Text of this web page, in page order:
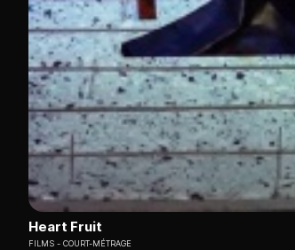
Heart Fruit
FILMS COURT-MÉTRAGE